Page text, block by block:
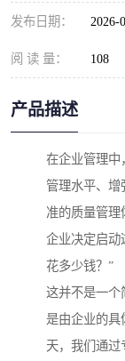
发布日期： 2026-
阅 读 量： 108
产品描述
在企业管理中
管理水平、增
准的质量管理
企业决定启动
花多少钱？”
这并不是一个
是由企业的
天，我们通